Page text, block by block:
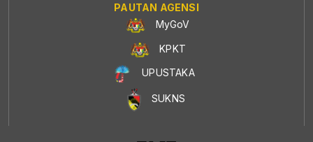
PAUTAN AGENSI
MyGoV
KPKT
UPUSTAKA
SUKNS